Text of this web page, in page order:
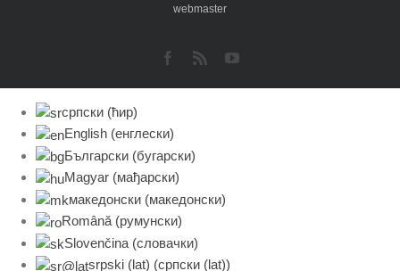
webmaster
Facebook
Rss YouTube
српски (ћир)
English (енглески)
Български (бугарски)
Magyar (мађарски)
македонски (македонски)
Română (румунски)
Slovenčina (словачки)
srpski (lat) (српски (lat))